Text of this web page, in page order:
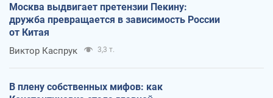
Москва выдвигает претензии Пекину:
дружба превращается в зависимость России
от Китая
Виктор Каспрук 3,3 т.
В плену собственных мифов: как